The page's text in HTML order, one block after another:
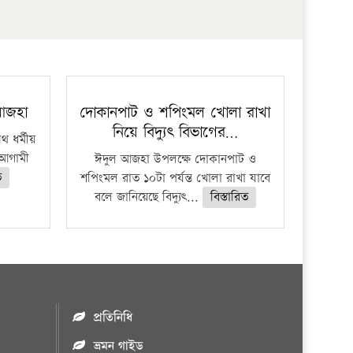
দোকানপাট ও শপিংমল খোলা রাখা
নিয়ে বিদ্যুৎ বিভাগের…
ঈদুল আজহা উপলক্ষে দোকানপাট ও
শপিংমল রাত ১০টা পর্যন্ত খোলা রাখা যাবে
বলে জানিয়েছে বিদ্যুৎ...
বিস্তারিত
প্রতিনিধি
ভ্রমন গাইড